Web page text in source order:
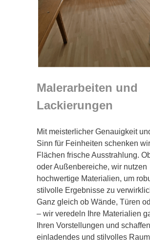
Malerarbeiten und
Lackierungen
Mit meisterlicher Genauigkeit
Sinn für Feinheiten schenken
Flächen frische Ausstrahlung.
oder Außenbereiche, wir nutzen
hochwertige Materialien, um
stilvolle Ergebnisse zu
Ganz gleich ob Wände, Türen
– wir veredeln Ihre Materialien
Ihren Vorstellungen und
einladendes und stilvolles